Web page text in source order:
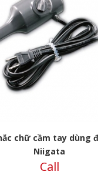
chữ cầm tay dùng
Niigata
Call